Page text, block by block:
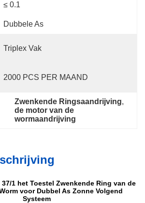
≤ 0.1
Dubbele As
Triplex Vak
2000 PCS PER MAAND
Zwenkende Ringsaandrijving,
de motor van de
wormaandrijving
1 het Toestel Zwenkende Ring van de
voor Dubbel As Zonne Volgend
Systeem